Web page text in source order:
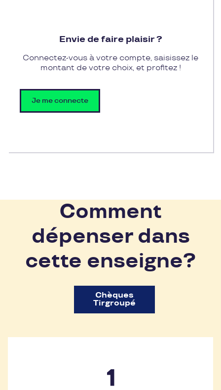
Envie de faire plaisir ?
Connectez-vous à votre compte, saisissez le
montant de votre choix, et profitez !
Je me connecte
Comment
dépenser dans
cette enseigne?
Chèques
Tirgroupé